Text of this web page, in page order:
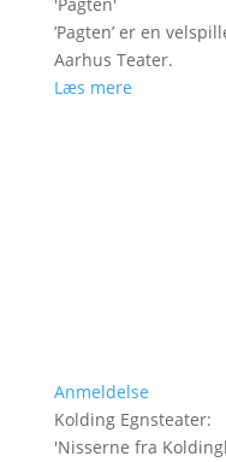
’Pagten’ er en
Aarhus Teater.
Læs mere
Anmeldelse
Kolding Egnsteater:
'Nisserne fra